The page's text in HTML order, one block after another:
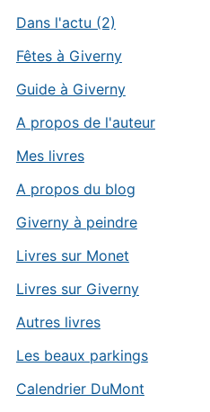
Dans l'actu (2)
Fêtes à Giverny
Guide à Giverny
A propos de l'auteur
Mes livres
A propos du blog
Giverny à peindre
Livres sur Monet
Livres sur Giverny
Autres livres
Les beaux parkings
Calendrier DuMont